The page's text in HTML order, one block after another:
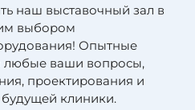
наш выставочный зал в
выбором
Опытные
любые ваши вопросы,
проектирования и
клиники.